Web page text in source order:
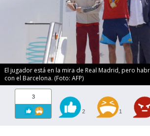
El jugador está en la mira de Real Madrid, pero
con el Barcelona. (Foto: AFP)
3
2 1